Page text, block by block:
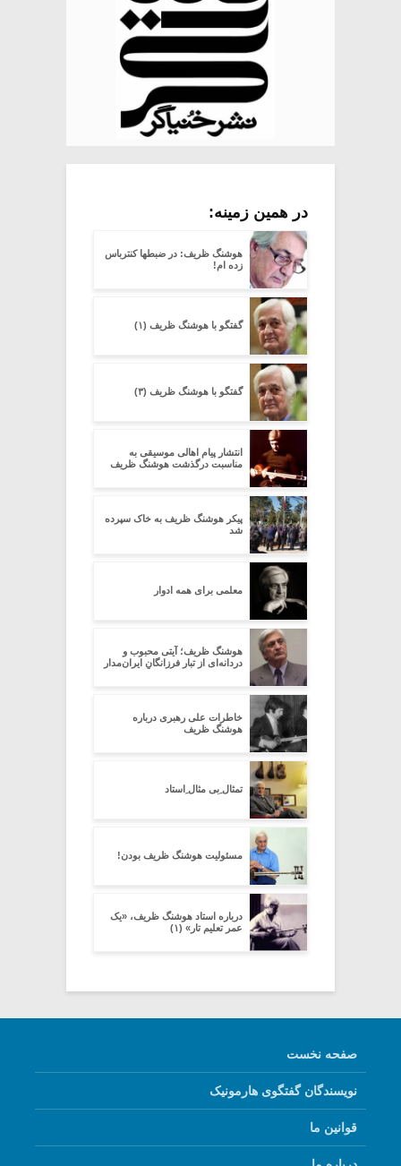
در همین زمینه:
هوشنگ ظریف: در ضبطها کنترباس
زده ام!
گفتگو با هوشنگ ظریف (۱)
گفتگو با هوشنگ ظریف (۳)
انتشار پیام اهالی موسیقی به
مناسبت درگذشت هوشنگ ظریف
پیکر هوشنگ ظریف به خاک سپرده
شد
معلمی برای همه ادوار
هوشنگ ظریف؛ آیتی محبوب و
دردانه‌ای از تبارِ فرزانگانِ ایران‌مدار
خاطرات علی رهبری درباره
هوشنگ ظریف
تمثال ِبی مثال ِاستاد
مسئولیت هوشنگ ظریف بودن!
درباره استاد هوشنگ ظریف، «یک
عمر تعلیم تار» (۱)
صفحه نخست
نویسندگان گفتگوی هارمونیک
قوانین ما